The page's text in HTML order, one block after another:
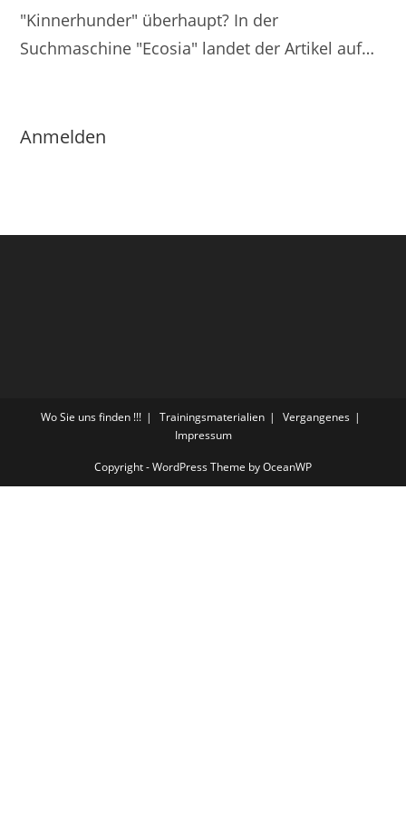
"Kinnerhunder" überhaupt? In der
Suchmaschine "Ecosia" landet der Artikel auf…
Anmelden
Wo Sie uns finden !!! Trainingsmaterialien
Vergangenes
Impressum
Copyright - WordPress Theme by OceanWP